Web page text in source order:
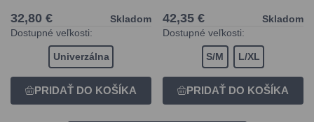
32,80 €
Skladom
Dostupné veľkosti:
Univerzálna
42,35 €
Skladom
Dostupné veľkosti:
S/M L/XL